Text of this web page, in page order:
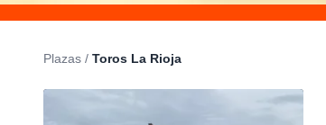
Plazas / Toros La Rioja